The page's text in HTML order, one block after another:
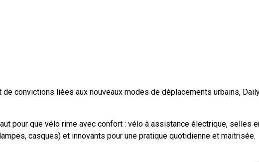
convictions liées aux nouveaux modes de déplacements urbains,
pour que vélo rime avec confort : vélo à assistance électrique, selles
casques) et innovants pour une pratique quotidienne et maitrisée.